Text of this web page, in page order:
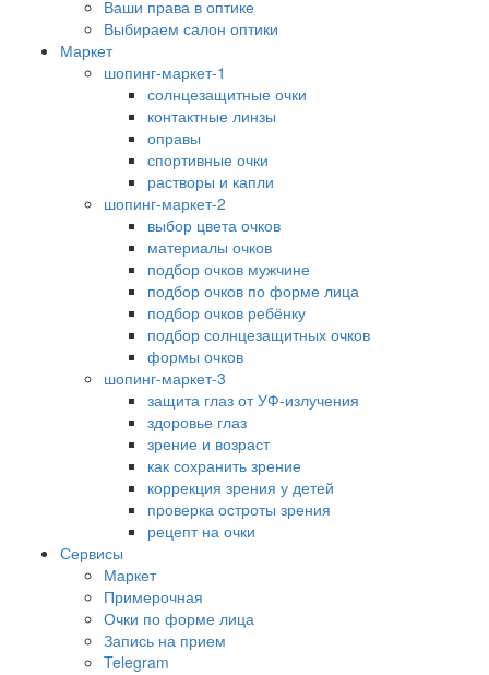
Ваши права в оптике
Выбираем салон оптики
Маркет
шопинг-маркет-1
солнцезащитные очки
контактные линзы
оправы
спортивные очки
растворы и капли
шопинг-маркет-2
выбор цвета очков
материалы очков
подбор очков мужчине
подбор очков по форме лица
подбор очков ребёнку
подбор солнцезащитных очков
формы очков
шопинг-маркет-3
защита глаз от УФ-излучения
здоровье глаз
зрение и возраст
как сохранить зрение
коррекция зрения у детей
проверка остроты зрения
рецепт на очки
Сервисы
Маркет
Примерочная
Очки по форме лица
Запись на прием
Telegram